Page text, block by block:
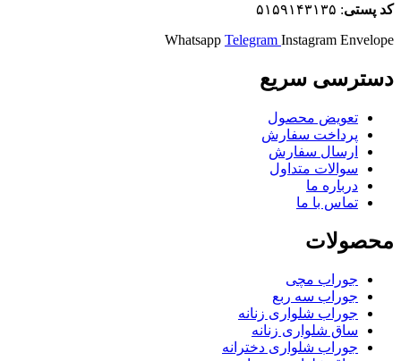
كد پستی: ۵۱۵۹۱۴۳۱۳۵
Whatsapp Telegram Instagram Envelope
دسترسی سریع
تعویض محصول
پرداخت سفارش
ارسال سفارش
سوالات متداول
درباره ما
تماس با ما
محصولات
جوراب مچی
جوراب سه ربع
جوراب شلواری زنانه
ساق شلواری زنانه
جوراب شلواری دخترانه